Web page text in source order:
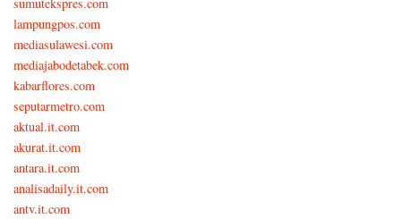
lampungpos.com
mediasulawesi.com
mediajabodetabek.com
kabarflores.com
seputarmetro.com
aktual.it.com
akurat.it.com
antara.it.com
analisadaily.it.com
antv.it.com